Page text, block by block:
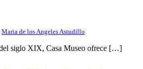
Maria de los Angeles Astudillo
del siglo XIX, Casa Museo ofrece […]